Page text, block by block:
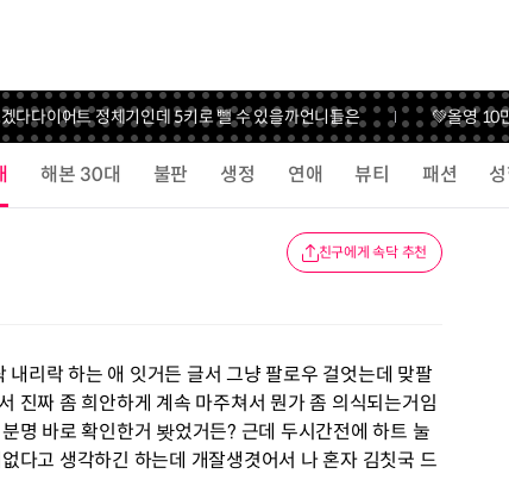
다다이어트 정체기인데 5키로 뺄 수 있을까언니들은 💚올영 10
해본 30대 불판 생정 연애 뷰티 패션
친구에게 속닥 추천
리락 하는 애 잇거든 글서 그냥 팔로우 걸엇는데 맞팔
진짜 좀 희안하게 계속 마주쳐서 뭔가 좀 의식되는거임
명 바로 확인한거 봣었거든? 근데 두시간전에 하트 눌
다고 생각하긴 하는데 개잘생겻어서 나 혼자 김칫국 드